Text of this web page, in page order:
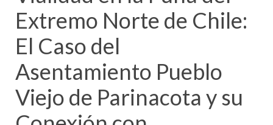
Extremo Norte de Chile:
El Caso del
Asentamiento Pueblo
Viejo de Parinacota y su